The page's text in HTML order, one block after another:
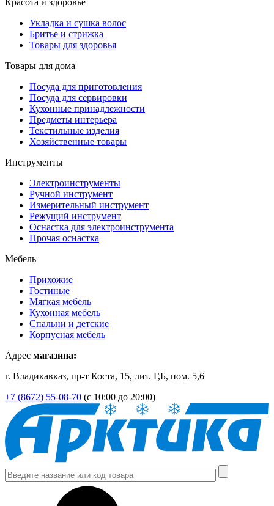
Красота и здоровье
Укладка и сушка волос
Бритье и стрижка
Товары для здоровья
Товары для дома
Посуда для приготовления
Посуда для сервировки
Кухонные принадлежности
Предметы интерьера
Текстильные изделия
Хозяйственные товары
Инструменты
Электроинструменты
Ручной инструмент
Измерительный инструмент
Режущий инструмент
Оснастка для электроинструмента
Прочая оснастка
Мебель
Прихожие
Гостиные
Мягкая мебель
Кухонная мебель
Спальни и детские
Корпусная мебель
Адрес магазина:
г. Владикавказ, пр-т Коста, 15, лит. Г,Б, пом. 5,6
+7 (8672) 55-08-70 (с 10:00 до 20:00)